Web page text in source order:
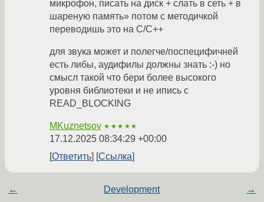
микрофон, писать на диск + слать в сеть + в
шареную память» потом c методичкой
переводишь это на C/C++
для звука может и полегче/поспецифичней
есть либы, аудифилы должны знать :-) но
смысл такой что бери более высокого
уровня библиотеки и не ипись с
READ_BLOCKING
MKuznetsov ★★★★★
17.12.2025 08:34:29 +00:00
Ответить
Ссылка
← Development →